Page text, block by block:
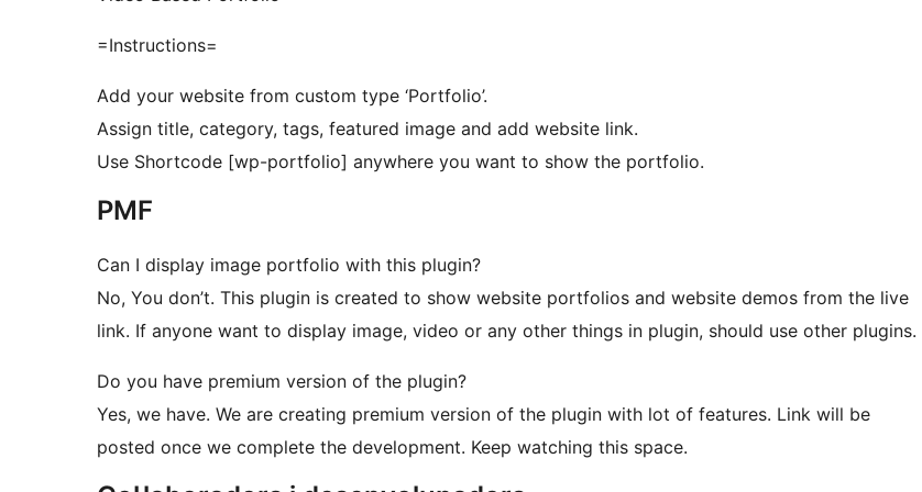
=Instructions=
Add your website from custom type ‘Portfolio’.
Assign title, category, tags, featured image and add website link.
Use Shortcode [wp-portfolio] anywhere you want to show the portfolio.
PMF
Can I display image portfolio with this plugin?
No, You don’t. This plugin is created to show website portfolios and website demos from the live
link. If anyone want to display image, video or any other things in plugin, should use other plugins.
Do you have premium version of the plugin?
Yes, we have. We are creating premium version of the plugin with lot of features. Link will be
posted once we complete the development. Keep watching this space.